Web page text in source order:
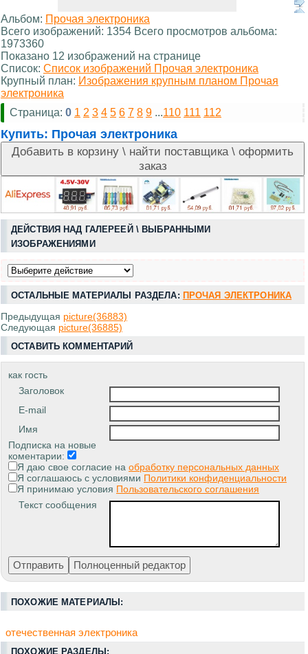
Альбом: Прочая электроника
Всего изображений: 1354 Всего просмотров альбома:
1973360
Показано 12 изображений на странице
Список: Список изображений Прочая электроника
Крупный план: Изображения крупным планом Прочая
электроника
Страница: 0 1 2 3 4 5 6 7 8 9 ...110 111 112
Купить: Прочая электроника
ДЕЙСТВИЯ НАД ГАЛЕРЕЕЙ \ ВЫБРАННЫМИ
ИЗОБРАЖЕНИЯМИ
ОСТАЛЬНЫЕ МАТЕРИАЛЫ РАЗДЕЛА: ПРОЧАЯ ЭЛЕКТРОНИКА
Предыдущая picture(36883)
Следующая picture(36885)
ОСТАВИТЬ КОММЕНТАРИЙ
как гость
Заголовок
E-mail
Имя
Подписка на новые
коментарии:
Я даю свое согласие на обработку персональных данных
Я соглашаюсь с условиями Политики конфиденциальности
Я принимаю условия Пользовательского соглашения
Текст сообщения
ПОХОЖИЕ МАТЕРИАЛЫ:
отечественная электроника
ПОХОЖИЕ РАЗДЕЛЫ: